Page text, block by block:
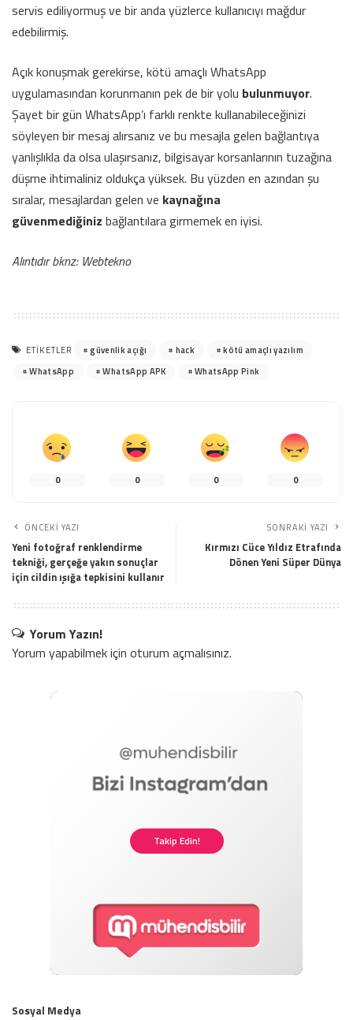
servis ediliyormuş ve bir anda yüzlerce kullanıcıyı mağdur
edebilirmiş.
Açık konuşmak gerekirse, kötü amaçlı WhatsApp
uygulamasından korunmanın pek de bir yolu bulunmuyor.
Şayet bir gün WhatsApp’ı farklı renkte kullanabileceğinizi
söyleyen bir mesaj alırsanız ve bu mesajla gelen bağlantıya
yanlışlıkla da olsa ulaşırsanız, bilgisayar korsanlarının tuzağına
düşme ihtimaliniz oldukça yüksek. Bu yüzden en azından şu
sıralar, mesajlardan gelen ve kaynağına
güvenmediğiniz bağlantılara girmemek en iyisi.
Alıntıdır bknz: Webtekno
ETIKETLER güvenlik açığı hack
kötü amaçlı yazılım
WhatsApp
WhatsApp APK WhatsApp Pink
0 0 0 0
ÖNCEKI YAZI
Yeni fotoğraf renklendirme
tekniği, gerçeğe yakın sonuçlar
için cildin ışığa tepkisini kullanır
SONRAKI YAZI
Kırmızı Cüce Yıldız Etrafında
Dönen Yeni Süper Dünya
Yorum Yazın!
Yorum yapabilmek için oturum açmalısınız.
Takip Edin!
Sosyal Medya